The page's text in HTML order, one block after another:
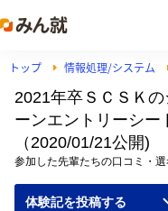
トップ 情報処理/システム
2021年卒ＳＣＳＫ
ーンエントリーシー
（2020/01/21公開)
参加した先輩たちの口コミ・
体験記を投稿する